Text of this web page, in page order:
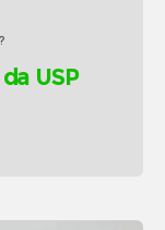
USP